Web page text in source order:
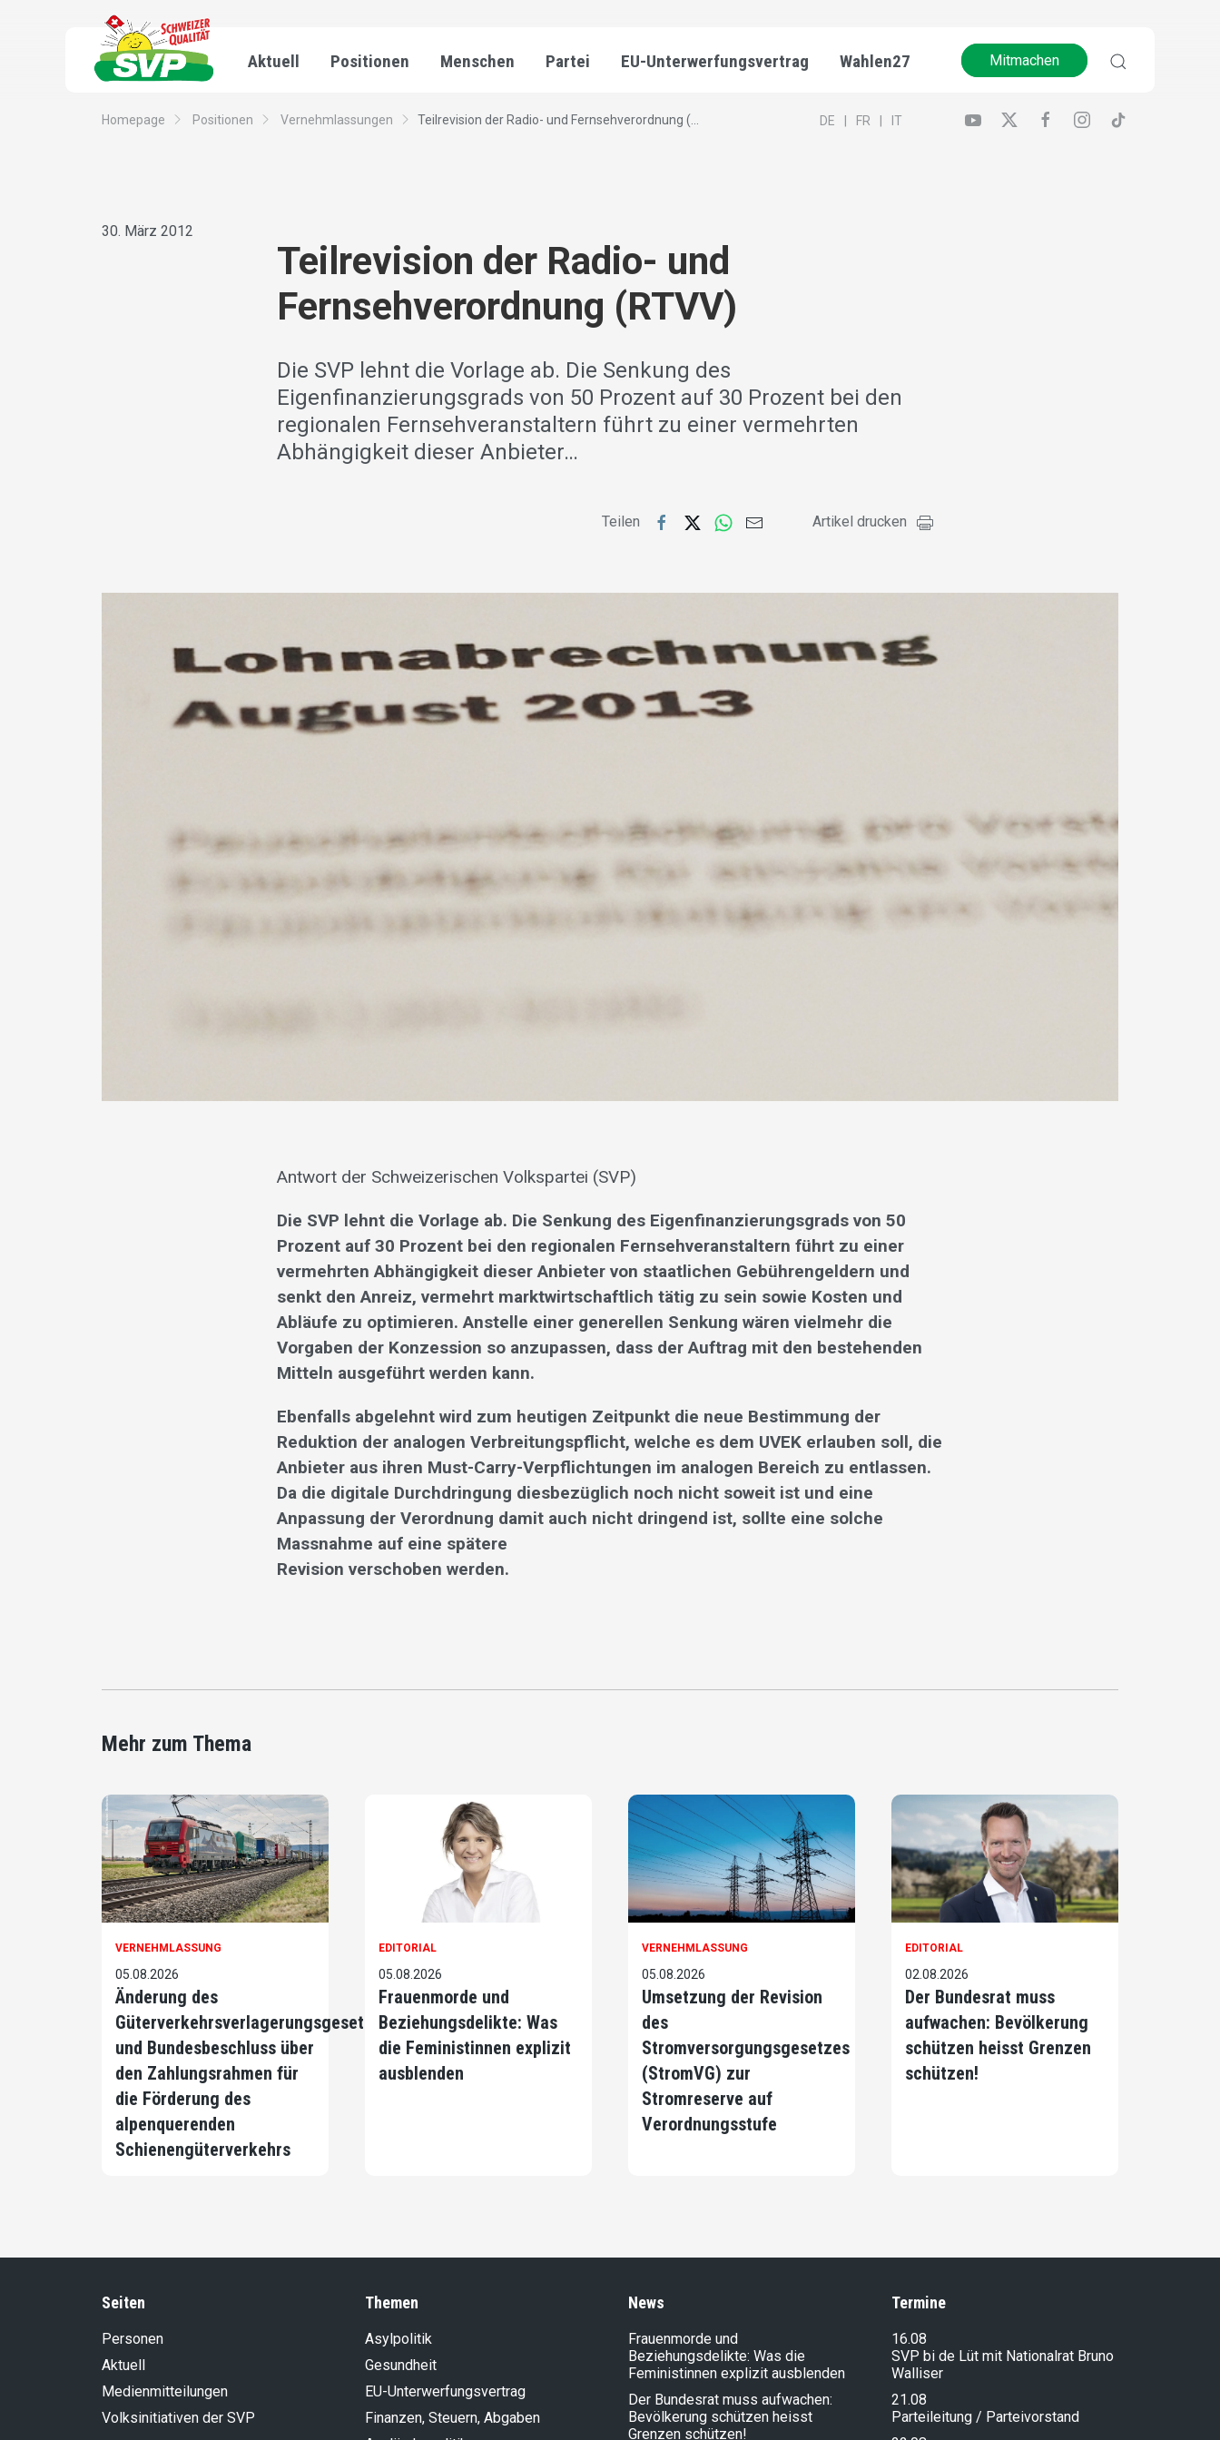
Aktuell Positionen Menschen Partei EU-Unterwerfungsvertrag Wahlen27 Mitmachen
Homepage Positionen Vernehmlassungen Teilrevision der Radio- und Fernsehverordnung (... DE FR IT
30. März 2012
Teilrevision der Radio- und
Fernsehverordnung (RTVV)
Die SVP lehnt die Vorlage ab. Die Senkung des
Eigenfinanzierungsgrads von 50 Prozent auf 30 Prozent bei den
regionalen Fernsehveranstaltern führt zu einer vermehrten
Abhängigkeit dieser Anbieter…
Teilen Artikel drucken
Antwort der Schweizerischen Volkspartei (SVP)
Die SVP lehnt die Vorlage ab. Die Senkung des Eigenfinanzierungsgrads von 50
Prozent auf 30 Prozent bei den regionalen Fernsehveranstaltern führt zu einer
vermehrten Abhängigkeit dieser Anbieter von staatlichen Gebührengeldern und
senkt den Anreiz, vermehrt marktwirtschaftlich tätig zu sein sowie Kosten und
Abläufe zu optimieren. Anstelle einer generellen Senkung wären vielmehr die
Vorgaben der Konzession so anzupassen, dass der Auftrag mit den bestehenden
Mitteln ausgeführt werden kann.
Ebenfalls abgelehnt wird zum heutigen Zeitpunkt die neue Bestimmung der
Reduktion der analogen Verbreitungspflicht, welche es dem UVEK erlauben soll, die
Anbieter aus ihren Must-Carry-Verpflichtungen im analogen Bereich zu entlassen.
Da die digitale Durchdringung diesbezüglich noch nicht soweit ist und eine
Anpassung der Verordnung damit auch nicht dringend ist, sollte eine solche
Massnahme auf eine spätere
Revision verschoben werden.
Mehr zum Thema
VERNEHMLASSUNG
05.08.2026
Änderung des
Güterverkehrsverlagerungsgesetzes
und Bundesbeschluss über
den Zahlungsrahmen für
die Förderung des
alpenquerenden
Schienengüterverkehrs
EDITORIAL
05.08.2026
Frauenmorde und
Beziehungsdelikte: Was
die Feministinnen explizit
ausblenden
VERNEHMLASSUNG
05.08.2026
Umsetzung der Revision
des
Stromversorgungsgesetzes
(StromVG) zur
Stromreserve auf
Verordnungsstufe
EDITORIAL
02.08.2026
Der Bundesrat muss
aufwachen: Bevölkerung
schützen heisst Grenzen
schützen!
Seiten
Personen
Aktuell
Medienmitteilungen
Volksinitiativen der SVP
Themen
Asylpolitik
Gesundheit
EU-Unterwerfungsvertrag
Finanzen, Steuern, Abgaben
News
Frauenmorde und
Beziehungsdelikte: Was die
Feministinnen explizit ausblenden
Der Bundesrat muss aufwachen:
Bevölkerung schützen heisst
Grenzen schützen!
Termine
16.08
SVP bi de Lüt mit Nationalrat Bruno
Walliser
21.08
Parteileitung / Parteivorstand